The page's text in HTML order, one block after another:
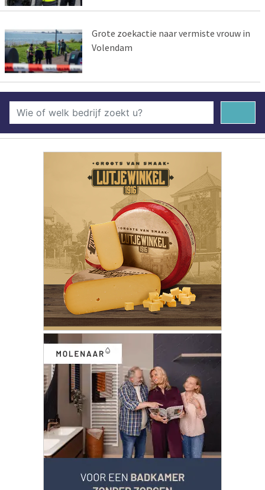
Grote zoekactie naar vermiste vrouw in
Volendam